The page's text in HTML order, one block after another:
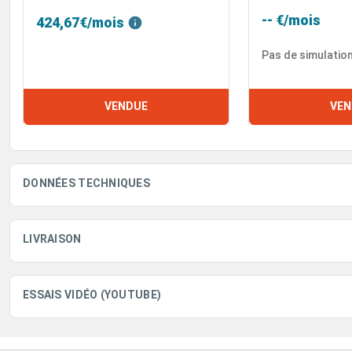
424,67€/mois
VENDUE
-- €/mois
Pas de
DONNÉES TECHNIQUES
LIVRAISON
ESSAIS VIDÉO (YOUTUBE)